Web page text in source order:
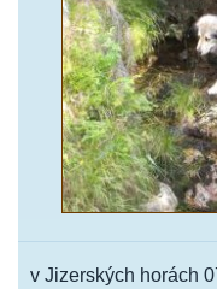
v Jizerských horách